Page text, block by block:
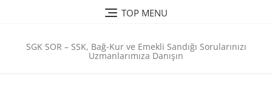
TOP MENU
SGK SOR – SSK, Bağ-Kur ve Emekli Sandığı Sorularınızı
Uzmanlarımıza Danışın